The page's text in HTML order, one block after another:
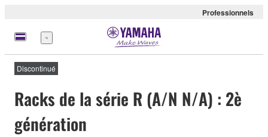
Professionnels
Menu
Discontinué
Racks de la série R (A/N N/A) : 2è
génération